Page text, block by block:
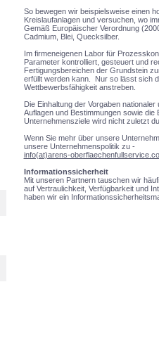
So bewegen wir beispielsweise einen
Kreislaufanlagen und versuchen, wo
Gemäß Europäischer Verordnung
Cadmium, Blei, Quecksilber.
Im firmeneigenen Labor für
Parameter kontrolliert, gesteuert und
Fertigungsbereichen der Grundstein
erfüllt werden kann. Nur so lässt sich
Wettbewerbsfähigkeit anstreben.
Die Einhaltung der Vorgaben
Auflagen und Bestimmungen sowie
Unternehmensziele wird nicht zuletzt
Wenn Sie mehr über unsere
unsere Unternehmenspolitik zu -
info(at)arens-
Informationssicherheit
Mit unseren Partnern tauschen wir
auf Vertraulichkeit, Verfügbarkeit und
haben wir ein